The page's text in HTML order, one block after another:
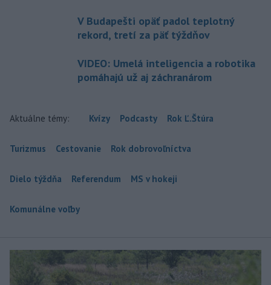
V Budapešti opäť padol teplotný
rekord, tretí za päť týždňov
VIDEO: Umelá inteligencia a robotika
pomáhajú už aj záchranárom
Aktuálne témy: Kvízy Podcasty Rok Ľ.Štúra
Turizmus Cestovanie Rok dobrovoľníctva
Dielo týždňa Referendum MS v hokeji
Komunálne voľby